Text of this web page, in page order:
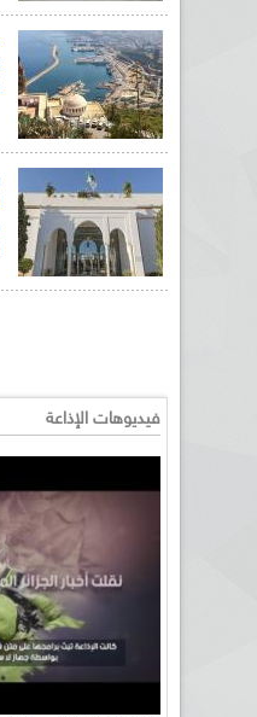
فيديوهات الإذاعة